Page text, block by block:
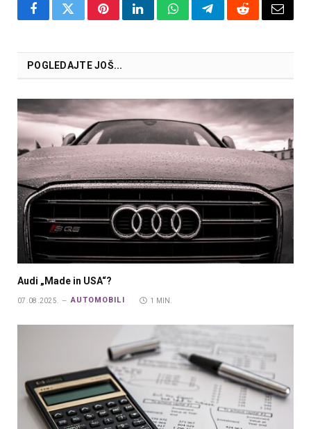
FacebookTwitterPinterestLinkedInWhatsAppTelegramRedditEmail
POGLEDAJTE JOŠ...
Audi „Made in USA“?
07.08.2025. AUTOMOBILI 1 MIN.